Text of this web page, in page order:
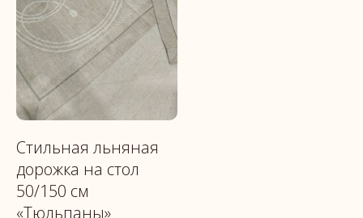
Стильная льняная
дорожка на стол
50/150 см
«Тюльпаны»